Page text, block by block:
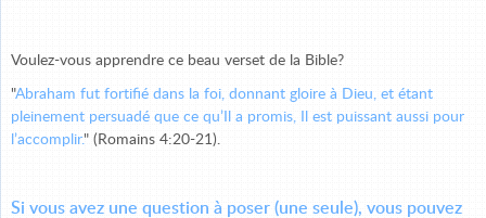
Voulez-vous apprendre ce beau verset de la Bible?
"Abraham fut fortifié dans la foi, donnant gloire à Dieu, et étant
pleinement persuadé que ce qu’Il a promis, Il est puissant aussi pour
l’accomplir." (Romains 4:20-21).
Si vous avez une question à poser (une seule), vous pouvez